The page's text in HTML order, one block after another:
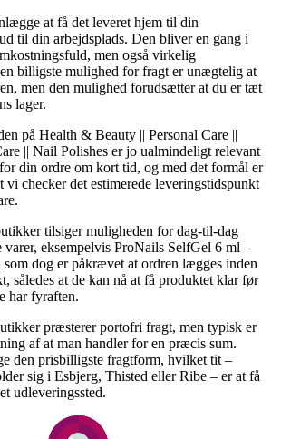
at få det leveret hjem til din
til din arbejdsplads. Den bliver en gang i
men også virkelig
billigste mulighed for fragt er unægtelig at
men den mulighed forudsætter at du er tæt
lager.
på Health & Beauty || Personal Care ||
|| Nail Polishes er jo ualmindeligt relevant
din ordre om kort tid, og med det formål er
vi checker det estimerede leveringstidspunkt
tilsiger muligheden for dag-til-dag
eksempelvis ProNails SelfGel 6 ml –
dog er påkrævet at ordren lægges inden
således at de kan nå at få produktet klar før
har fyraften.
præsterer portofri fragt, men typisk er
af at man handler for en præcis sum.
den prisbilligste fragtform, hvilket tit –
sig i Esbjerg, Thisted eller Ribe – er at få
udleveringssted.